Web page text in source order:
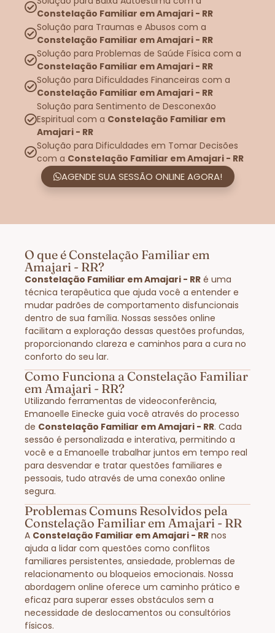
Constelação Familiar em Amajari - RR
Solução para Traumas e Abusos com a
Constelação Familiar em Amajari - RR
Solução para Problemas de Saúde Física com a
Constelação Familiar em Amajari - RR
Solução para Dificuldades Financeiras com a
Constelação Familiar em Amajari - RR
Solução para Sentimento de Desconexão
Espiritual com a Constelação Familiar em
Amajari - RR
Solução para Dificuldades em Tomar Decisões
com a Constelação Familiar em Amajari - RR
AGENDE SUA SESSÃO ONLINE AGORA!
O que é Constelação Familiar em
Amajari - RR?
Constelação Familiar em Amajari - RR é uma
técnica terapêutica que ajuda você a entender e
mudar padrões de comportamento disfuncionais
dentro de sua família. Nossas sessões online
facilitam a exploração dessas questões profundas,
proporcionando clareza e caminhos para a cura no
conforto do seu lar.
Como Funciona a Constelação Familiar
em Amajari - RR?
Utilizando ferramentas de videoconferência,
Emanoelle Einecke guia você através do processo
de Constelação Familiar em Amajari - RR. Cada
sessão é personalizada e interativa, permitindo a
você e a Emanoelle trabalhar juntos em tempo real
para desvendar e tratar questões familiares e
pessoais, tudo através de uma conexão online
segura.
Problemas Comuns Resolvidos pela
Constelação Familiar em Amajari - RR
A Constelação Familiar em Amajari - RR nos
ajuda a lidar com questões como conflitos
familiares persistentes, ansiedade, problemas de
relacionamento ou bloqueios emocionais. Nossa
abordagem online oferece um caminho prático e
eficaz para superar esses obstáculos sem a
necessidade de deslocamentos ou consultórios
físicos.